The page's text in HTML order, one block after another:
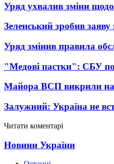
Уряд ухвалив зміни щодо
Зеленський зробив
Уряд змінив правила
"Медові пастки": СБУ
Майора ВСП викрили на
Залужний: Україна не
Читати коментарі
Новини України